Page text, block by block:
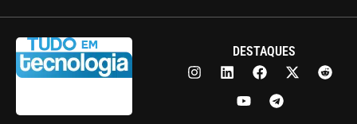
DESTAQUES